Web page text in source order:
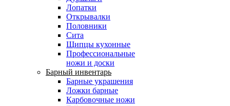
Лопатки
Открывалки
Половники
Сита
Щипцы кухонные
Профессиональные
ножи и доски
Барный инвентарь
Барные украшения
Ложки барные
Карбовочные ножи